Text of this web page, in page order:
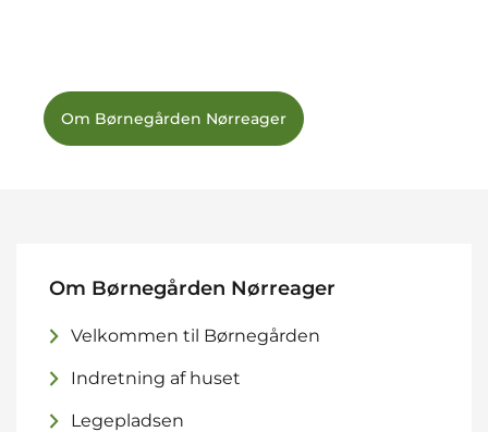
Om Børnegården Nørreager
Om Børnegården Nørreager
Velkommen til Børnegården
Indretning af huset
Legepladsen